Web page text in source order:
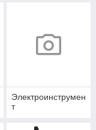
Электроинструмен
т